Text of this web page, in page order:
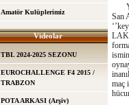
Amatör Kulüplerimiz
Videolar
TBL 2024-2025 SEZONU
EUROCHALLENGE F4 2015 /
TRABZON
POTA ARKASI (Arşiv)
San
maç